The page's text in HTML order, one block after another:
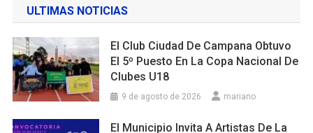
ULTIMAS NOTICIAS
El Club Ciudad De Campana Obtuvo
El 5º Puesto En La Copa Nacional De
Clubes U18
9 de agosto de 2026 mariano
El Municipio Invita A Artistas De La